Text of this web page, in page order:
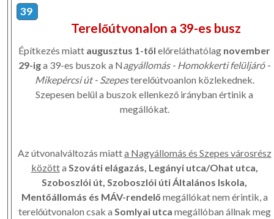
39
Terelőútvonalon a 39-es busz
Építkezés miatt augusztus 1-től előreláthatólag november
29-iga 39-es buszok a Nagyállomás - Homokkerti felüljáró -
Mikepércsi út - Szepesterelőútvoanlon közlekednek.
Szepesen belül a buszok ellenkező irányban értinik a
megállókat.
Az útvonalváltozás miatta Nagyállomás és Szepes városrész
közötta Szováti elágazás, Legányi utca/Ohat utca,
Szoboszlói út, Szoboszlói úti Általános Iskola,
Mentőállomás és MÁV-rendelő megállókat nem érintik, a
terelőútvonalon csak a Somlyai utca megállóban állnak meg